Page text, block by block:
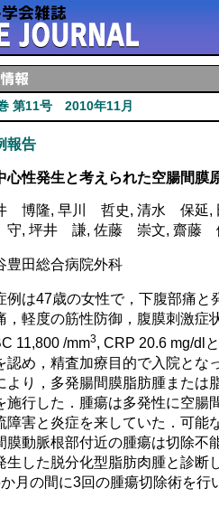
第11号 2010年11月
報告
心性発生と考えられた空腸間膜
博隆, 早川 哲史, 清水 保延
, 坪井 謙, 佐藤 崇文, 齋藤
豊田総合病院外科
は47歳の女性で，下腹部痛と
，軽度の筋性防御，腹膜刺激症
11,800 /mm3, CRP 20.6 mg/dl
認め，精査加療目的で入院とな
より，多発腸間膜脂肪腫または
施行した．腫瘍は多発性に空腸
障害と炎症を来していた．可能
膜動脈根部付近の腫瘍は切除不
生した脱分化型脂肪肉腫と診断
月の間に3回の腫瘍切除術を行